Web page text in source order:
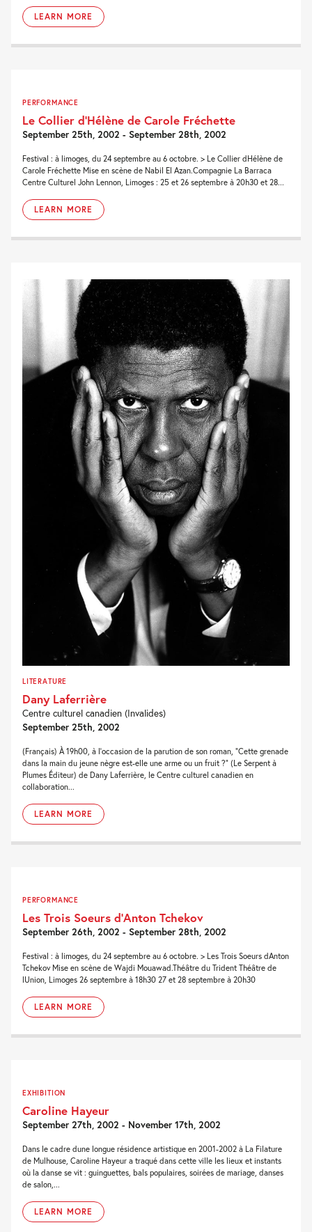
LEARN MORE
PERFORMANCE
Le Collier d’Hélène de Carole Fréchette
September 25th, 2002 - September 28th, 2002
Festival : à limoges, du 24 septembre au 6 octobre. > Le Collier dHélène de
Carole Fréchette Mise en scène de Nabil El Azan.Compagnie La Barraca
Centre Culturel John Lennon, Limoges : 25 et 26 septembre à 20h30 et 28...
LEARN MORE
LITERATURE
Dany Laferrière
Centre culturel canadien (Invalides)
September 25th, 2002
(Français) À 19h00, à l'occasion de la parution de son roman, "Cette grenade
dans la main du jeune nègre est-elle une arme ou un fruit ?" (Le Serpent à
Plumes Éditeur) de Dany Laferrière, le Centre culturel canadien en
collaboration...
LEARN MORE
PERFORMANCE
Les Trois Soeurs d’Anton Tchekov
September 26th, 2002 - September 28th, 2002
Festival : à limoges, du 24 septembre au 6 octobre. > Les Trois Soeurs dAnton
Tchekov Mise en scène de Wajdi Mouawad.Théâtre du Trident Théâtre de
lUnion, Limoges 26 septembre à 18h30 27 et 28 septembre à 20h30
LEARN MORE
EXHIBITION
Caroline Hayeur
September 27th, 2002 - November 17th, 2002
Dans le cadre dune longue résidence artistique en 2001-2002 à La Filature
de Mulhouse, Caroline Hayeur a traqué dans cette ville les lieux et instants
où la danse se vit : guinguettes, bals populaires, soirées de mariage, danses
de salon,...
LEARN MORE